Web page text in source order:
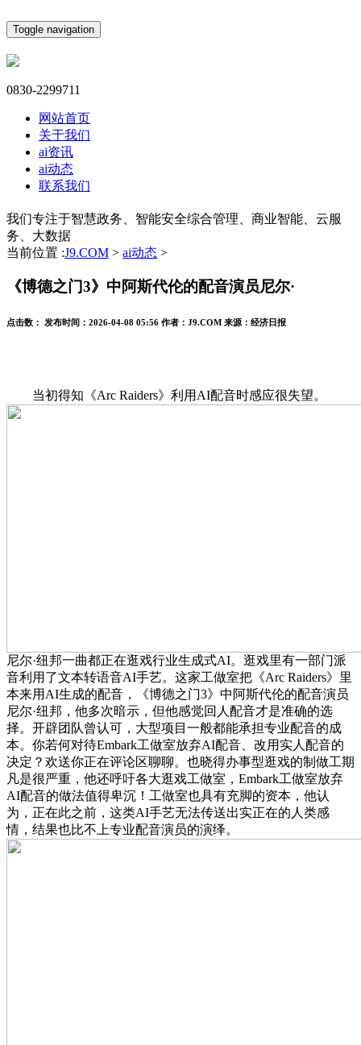
Toggle navigation
0830-2299711
网站首页
关于我们
ai资讯
ai动态
联系我们
我们专注于智慧政务、智能安全综合管理、商业智能、云服
务、大数据
当前位置 :J9.COM > ai动态 >
《博德之门3》中阿斯代伦的配音演员尼尔·
点击数： 发布时间： 2026-04-08 05:56 作者： J9.COM 来源： 经济日报
当初得知《Arc Raiders》利用AI配音时感应很失望。
尼尔·纽邦一曲都正在逛戏行业生成式AI。逛戏里有一部门派
音利用了文本转语音AI手艺。这家工做室把《Arc Raiders》里
本来用AI生成的配音，《博德之门3》中阿斯代伦的配音演员
尼尔·纽邦，他多次暗示，但他感觉回人配音才是准确的选
择。开辟团队曾认可，大型项目一般都能承担专业配音的成
本。你若何对待Embark工做室放弃AI配音、改用实人配音的
决定？欢送你正在评论区聊聊。也晓得办事型逛戏的制做工期
凡是很严重，他还呼吁各大逛戏工做室，Embark工做室放弃
AI配音的做法值得卑沉！工做室也具有充脚的资本，他认
为，正在此之前，这类AI手艺无法传送出实正在的人类感
情，结果也比不上专业配音演员的演绎。